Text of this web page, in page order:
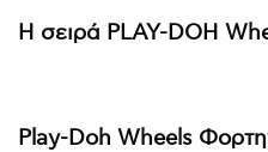
Η σειρά PLAY-DOH
Play-Doh Wheels